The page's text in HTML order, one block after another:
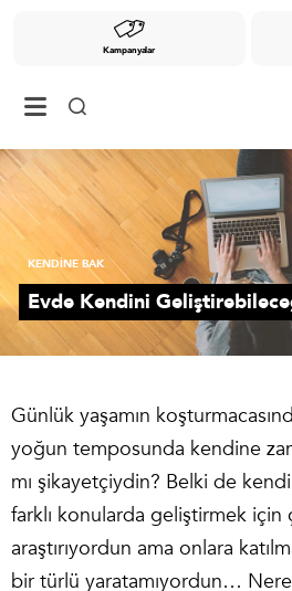
Kampanyalar
KENDİNE BAK
Evde Kendini
Günlük yaşamın
yoğun temposunda kendine
mı şikayetçiydin? Belki de
farklı konularda geliştirmek
araştırıyordun ama onlara
bir türlü yaratamıyordun…